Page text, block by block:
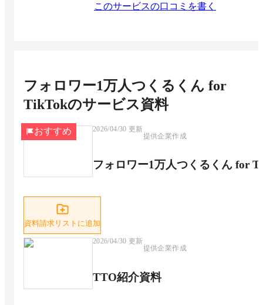
このサービスの口コミを書く
フォロワー1万人つくるくん for
TikTokのサービス資料
おすすめ 2026/04/30 更新
提供企業作成
フォロワー1万人つくるくん for
資料請求リストに追加
2026/04/30 更新
提供企業作成
TTO紹介資料